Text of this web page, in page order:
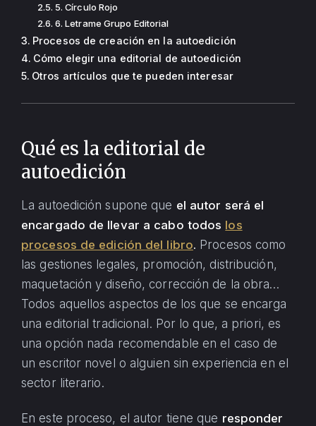
5. Círculo Rojo
6. Letrame Grupo Editorial
Procesos de creación en la autoedición
Cómo elegir una editorial de autoedición
Otros artículos que te pueden interesar
Qué es la editorial de
autoedición
La autoedición supone que el autor será el
encargado de llevar a cabo todos los
procesos de edición del libro. Procesos como
las gestiones legales, promoción, distribución,
maquetación y diseño, corrección de la obra…
Todos aquellos aspectos de los que se encarga
una editorial tradicional. Por lo que, a priori, es
una opción nada recomendable en el caso de
un escritor novel o alguien sin experiencia en el
sector literario.
En este proceso, el autor tiene que responder